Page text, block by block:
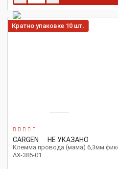
CARGEN НЕ УКАЗАНО
Клемма провода (мама) 6,3мм
АХ-385-01
Кратно упаковке 10 шт.